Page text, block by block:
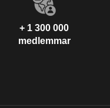
+ 1 300 000
medlemmar